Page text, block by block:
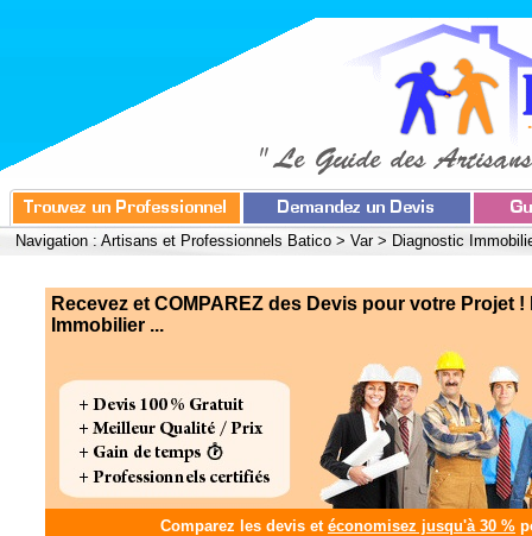
Navigation : Artisans et Professionnels Batico > Var> Diagnostic
Recevez et COMPAREZ des Devis pour votre Projet
Immobilier ...
Comparez les devis et économisez jusqu'à 30 %